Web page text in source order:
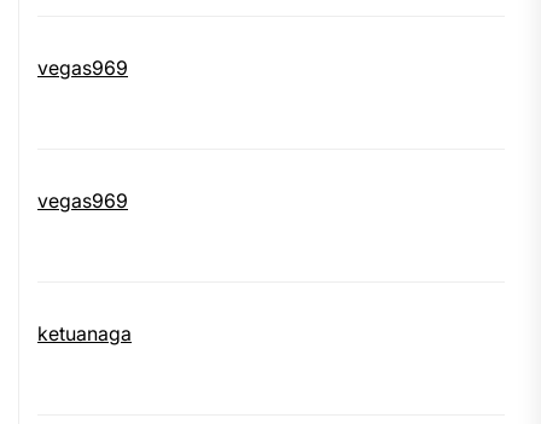
vegas969
vegas969
ketuanaga